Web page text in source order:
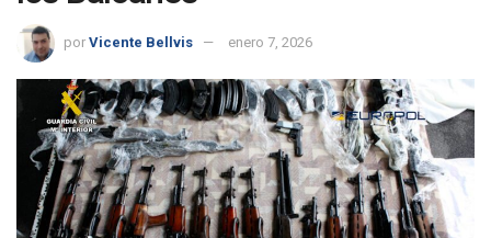
por Vicente Bellvis enero 7, 2026